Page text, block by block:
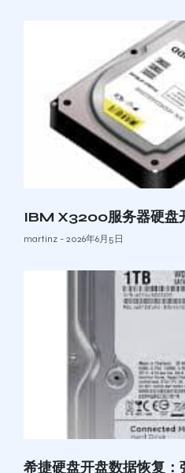
IBM X3200服务器硬盘
martinz 2026年6月5日
希捷硬盘开盘数据恢复：